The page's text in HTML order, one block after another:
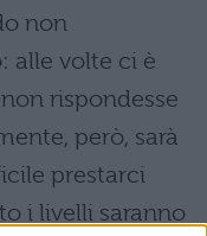
non
alle volte ci è
rispondesse
però, sarà
prestarci
i livelli saranno